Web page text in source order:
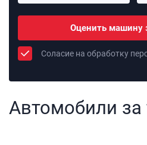
Оценить машину
Соласие на обработку
Автомобили за